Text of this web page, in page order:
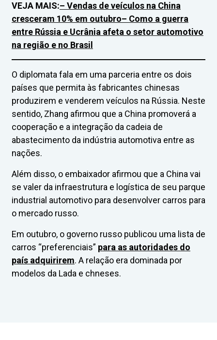
VEJA MAIS:– Vendas de veículos na China
cresceram 10% em outubro– Como a guerra
entre Rússia e Ucrânia afeta o setor automotivo
na região e no Brasil
O diplomata fala em uma parceria entre os dois
países que permita às fabricantes chinesas
produzirem e venderem veículos na Rússia. Neste
sentido, Zhang afirmou que a China promoverá a
cooperação e a integração da cadeia de
abastecimento da indústria automotiva entre as
nações.
Além disso, o embaixador afirmou que a China vai
se valer da infraestrutura e logística de seu parque
industrial automotivo para desenvolver carros para
o mercado russo.
Em outubro, o governo russo publicou uma lista de
carros “preferenciais” para as autoridades do
país adquirirem. A relação era dominada por
modelos da Lada e chneses.